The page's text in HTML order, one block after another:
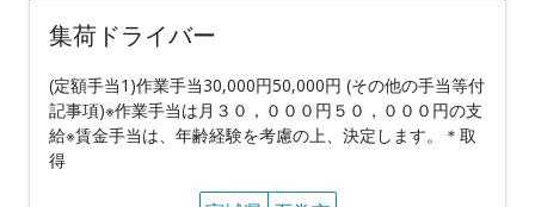
集荷ドライバー
(定額手当1)作業手当30,000円50,000円 (その他の手当等付
記事項)※作業手当は月３０，０００円５０，０００円の支
給※賃金手当は、年齢経験を考慮の上、決定します。＊取
得